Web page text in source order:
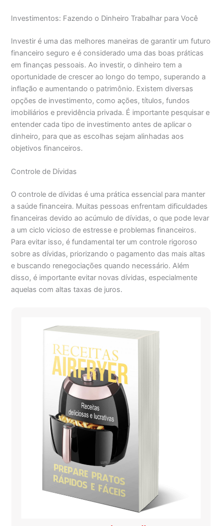
Investimentos: Fazendo o Dinheiro Trabalhar para Você
Investir é uma das melhores maneiras de garantir um futuro
financeiro seguro e é considerado uma das boas práticas
em finanças pessoais. Ao investir, o dinheiro tem a
oportunidade de crescer ao longo do tempo, superando a
inflação e aumentando o patrimônio. Existem diversas
opções de investimento, como ações, títulos, fundos
imobiliários e previdência privada. É importante pesquisar e
entender cada tipo de investimento antes de aplicar o
dinheiro, para que as escolhas sejam alinhadas aos
objetivos financeiros.
Controle de Dívidas
O controle de dívidas é uma prática essencial para manter
a saúde financeira. Muitas pessoas enfrentam dificuldades
financeiras devido ao acúmulo de dívidas, o que pode levar
a um ciclo vicioso de estresse e problemas financeiros.
Para evitar isso, é fundamental ter um controle rigoroso
sobre as dívidas, priorizando o pagamento das mais altas
e buscando renegociações quando necessário. Além
disso, é importante evitar novas dívidas, especialmente
aquelas com altas taxas de juros.